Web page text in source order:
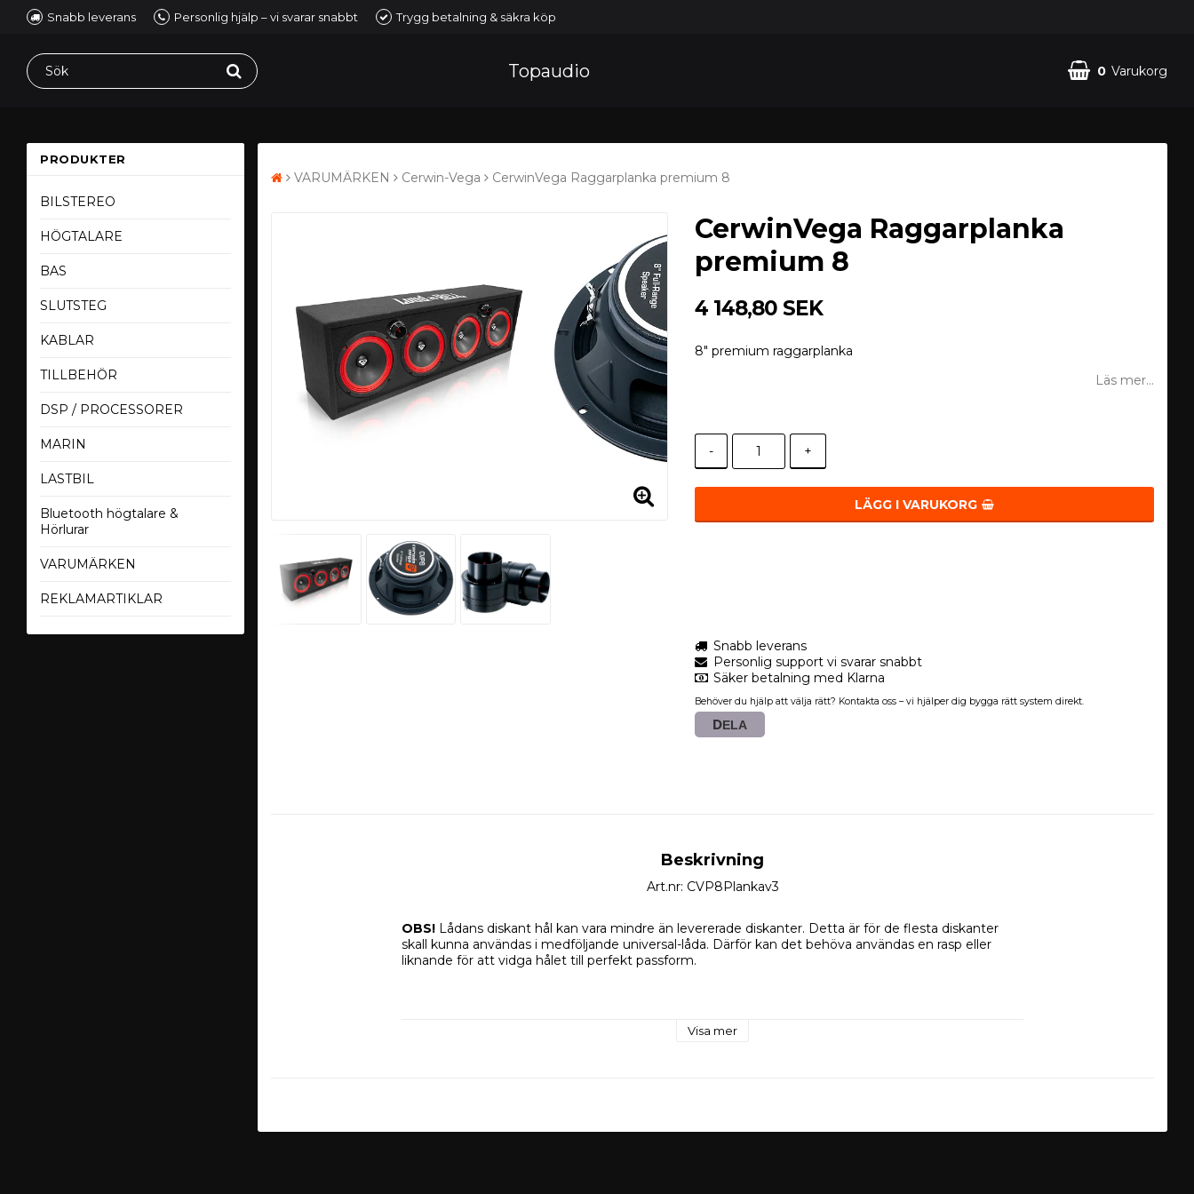
Snabb leverans Personlig hjälp – vi svarar snabbt Trygg betalning & säkra köp
Topaudio 0 Varukorg
PRODUKTER
BILSTEREO
HÖGTALARE
BAS
SLUTSTEG
KABLAR
TILLBEHÖR
DSP / PROCESSORER
MARIN
LASTBIL
Bluetooth högtalare &
Hörlurar
VARUMÄRKEN
REKLAMARTIKLAR
VARUMÄRKEN Cerwin-Vega CerwinVega Raggarplanka premium 8
CerwinVega Raggarplanka
premium 8
4 148,80 SEK
8" premium raggarplanka
Läs mer...
- +
LÄGG I VARUKORG
Snabb leverans
Personlig support vi svarar snabbt
Säker betalning med Klarna
Behöver du hjälp att välja rätt? Kontakta oss – vi hjälper dig bygga rätt system direkt.
DELA
Beskrivning
Art.nr: CVP8Plankav3
OBS! Lådans diskant hål kan vara mindre än levererade diskanter. Detta är för de flesta diskanter
skall kunna användas i medföljande universal-låda. Därför kan det behöva användas en rasp eller
liknande för att vidga hålet till perfekt passform.
Visa mer